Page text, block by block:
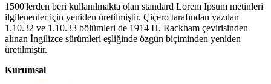
1500'lerden beri kullanılmakta olan standard Lorem Ipsum metinleri
ilgilenenler için yeniden üretilmiştir. Çiçero tarafından yazılan
1.10.32 ve 1.10.33 bölümleri de 1914 H. Rackham çevirisinden
alınan İngilizce sürümleri eşliğinde özgün biçiminden yeniden
üretilmiştir.
Kurumsal